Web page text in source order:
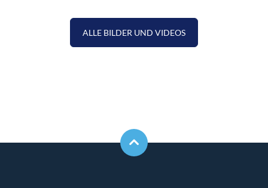
ALLE BILDER UND VIDEOS